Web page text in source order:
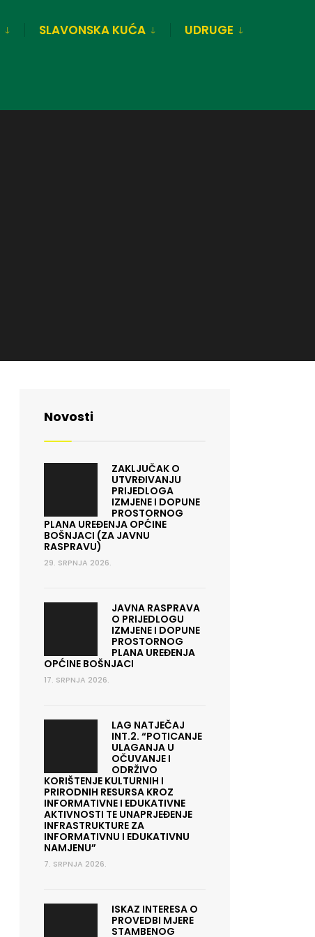
SLAVONSKA KUĆA UDRUGE
Novosti
ZAKLJUČAK O
UTVRĐIVANJU
PRIJEDLOGA
IZMJENE I DOPUNE
PROSTORNOG
PLANA UREĐENJA OPĆINE
BOŠNJACI (ZA JAVNU
RASPRAVU)
29. SRPNJA 2026.
JAVNA RASPRAVA
O PRIJEDLOGU
IZMJENE I DOPUNE
PROSTORNOG
PLANA UREĐENJA
OPĆINE BOŠNJACI
17. SRPNJA 2026.
LAG NATJEČAJ
INT.2. “POTICANJE
ULAGANJA U
OČUVANJE I
ODRŽIVO
KORIŠTENJE KULTURNIH I
PRIRODNIH RESURSA KROZ
INFORMATIVNE I EDUKATIVNE
AKTIVNOSTI TE UNAPRJEĐENJE
INFRASTRUKTURE ZA
INFORMATIVNU I EDUKATIVNU
NAMJENU”
7. SRPNJA 2026.
ISKAZ INTERESA O
PROVEDBI MJERE
STAMBENOG